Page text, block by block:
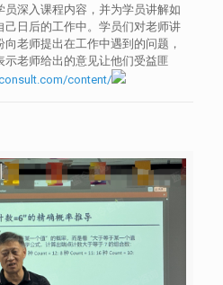
深入课程内容，并为学员讲解如
日后的工作中。学员们对老师讲
老师提出在工作中遇到的问题，
老师给出的意见让他们受益匪
content/